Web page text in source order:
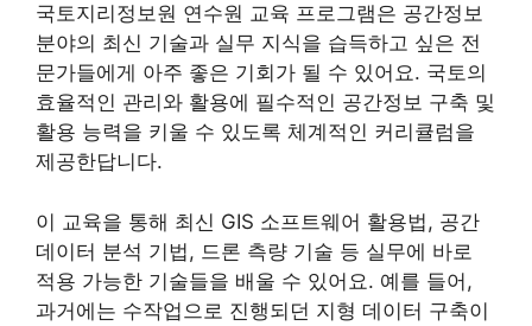
국토지리정보원 연수원 교육 프로그램은 공간정보
분야의 최신 기술과 실무 지식을 습득하고 싶은 전
문가들에게 아주 좋은 기회가 될 수 있어요. 국토의
효율적인 관리와 활용에 필수적인 공간정보 구축 및
활용 능력을 키울 수 있도록 체계적인 커리큘럼을
제공한답니다.
이 교육을 통해 최신 GIS 소프트웨어 활용법, 공간
데이터 분석 기법, 드론 측량 기술 등 실무에 바로
적용 가능한 기술들을 배울 수 있어요. 예를 들어,
과거에는 수작업으로 진행되던 지형 데이터 구축이